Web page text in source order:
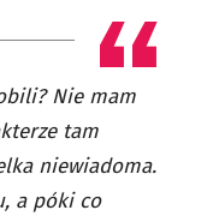
Nie mam
tam
niewiadoma.
a póki co